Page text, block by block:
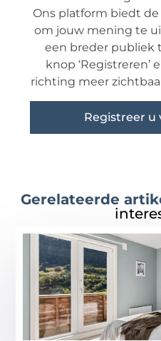
Ons platform biedt
om jouw mening te
een breder publiek
knop ‘Registreren’
richting meer
Registreer u
Gerelateerde